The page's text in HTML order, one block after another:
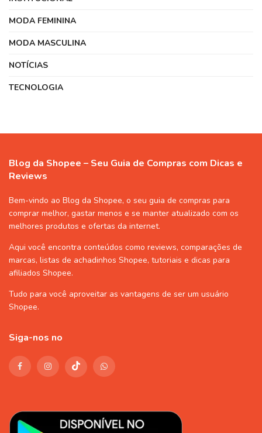
MODA FEMININA
MODA MASCULINA
NOTÍCIAS
TECNOLOGIA
Blog da Shopee – Seu Guia de Compras com Dicas e
Reviews
Bem-vindo ao Blog da Shopee, o seu guia de compras para
comprar melhor, gastar menos e se manter atualizado com os
melhores produtos e ofertas da internet.
Aqui você encontra conteúdos como reviews, comparações de
marcas, listas de achadinhos Shopee, tutoriais e dicas para
afiliados Shopee.
Tudo para você aproveitar as vantagens de ser um usuário
Shopee.
Siga-nos no